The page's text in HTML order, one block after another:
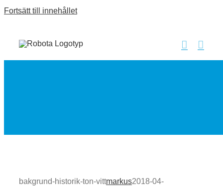
Fortsätt till innehållet
bakgrund-historik-ton-vittmarkus2018-04-